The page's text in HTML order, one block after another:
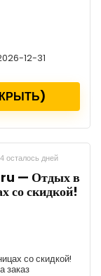
12-31
осталось дней
— Отдых в
со скидкой!
со скидкой!
заказ